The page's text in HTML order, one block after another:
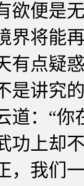
欲便是
界将能
点疑惑
是讲究
：“你
功上却
，我们